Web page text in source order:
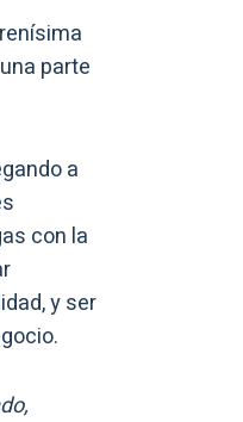
parte
a
con la
y ser